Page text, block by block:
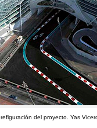
del proyecto. Yas